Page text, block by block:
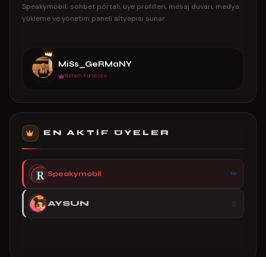
Speakymobil; sohbet portalı, üye profilleri, mesaj duvarı, medya
yükleme ve yönetim paneli altyapısı sunar.
👑
MiSs_GeRMaNY
Sistem Kurucusu
EN AKTIF ÜYELER
Speakymobil
AYSUN